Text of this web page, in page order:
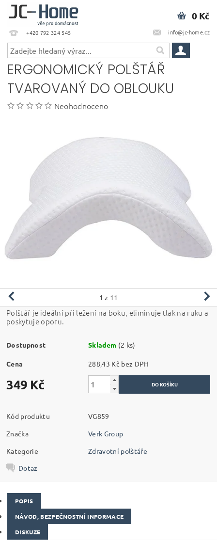
+420 792 324 545 info@jc-home.cz
0 Kč
ERGONOMICKÝ POLŠTÁŘ
TVAROVANÝ DO OBLOUKU
Neohodnoceno
1 z 11
Polštář je ideální při ležení na boku, eliminuje tlak na ruku a
poskytuje oporu.
Dostupnost Skladem (2 ks)
Cena 288,43 Kč bez DPH
349 Kč
Kód produktu
VG859
Značka
Verk Group
Kategorie
Zdravotní polštáře
Dotaz
POPIS
NÁVOD, BEZPEČNOSTNÍ INFORMACE
DISKUZE